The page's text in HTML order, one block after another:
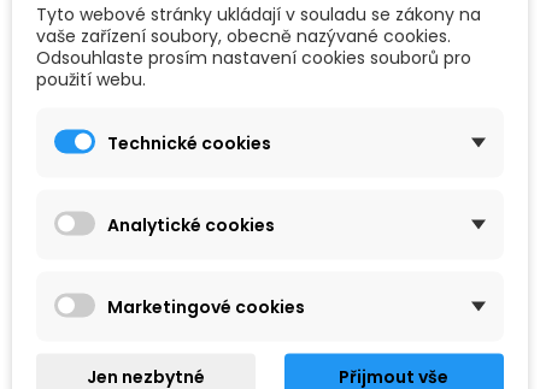
ZNAČKA:GOLDON
GOLDON TAMBURÍNA S BLÁNOU 15CM
Tamburína s blánou, 15cm, s paličkou.
239 Kč
Tyto webové stránky ukládají v souladu se zákony na
vaše zařízení soubory, obecně nazývané cookies.
Odsouhlaste prosím nastavení cookies souborů pro
použití webu.
Technické cookies
Analytické cookies
Marketingové cookies
Jen nezbytné
Přijmout vše